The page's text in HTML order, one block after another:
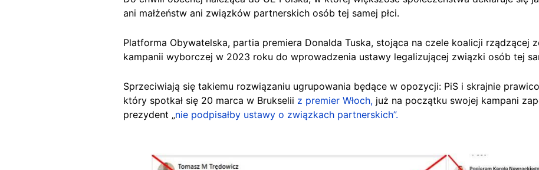
ani małżeństw ani związków partnerskich osób tej samej płci.
Platforma Obywatelska, partia premiera Donalda Tuska, stojąca na czele koalicji rządzącej
kampanii wyborczej w 2023 roku do wprowadzenia ustawy legalizującej związki osób tej
Sprzeciwiają się takiemu rozwiązaniu ugrupowania będące w opozycji: PiS i skrajnie
który spotkał się 20 marca w Brukselii z premier Włoch, już na początku swojej kampani
prezydent „nie podpisałby ustawy o związkach partnerskich”.